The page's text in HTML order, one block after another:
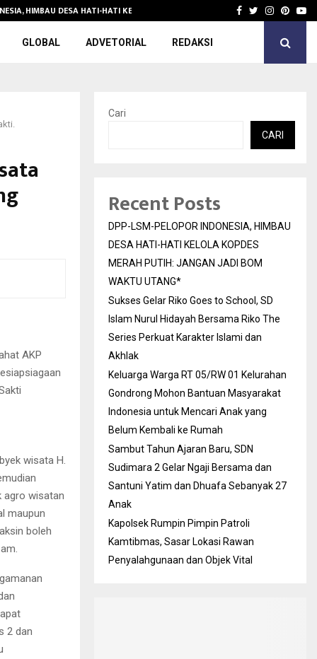
HIMBAU DESA HATI-HATI KELOLA KOPDES… Sukses
Facebook
Twitter
GLOBAL ADVETORIAL REDAKSI
AKP
wisata H.
agro wisatan
maupun
boleh
2 dan
Cari
CARI
Recent Posts
DPP-LSM-PELOPOR INDONESIA, HIMBAU
DESA HATI-HATI KELOLA KOPDES
MERAH PUTIH: JANGAN JADI BOM
WAKTU UTANG*
Sukses Gelar Riko Goes to School, SD
Islam Nurul Hidayah Bersama Riko The
Series Perkuat Karakter Islami dan
Akhlak
Keluarga Warga RT 05/RW 01 Kelurahan
Gondrong Mohon Bantuan Masyarakat
Indonesia untuk Mencari Anak yang
Belum Kembali ke Rumah
Sambut Tahun Ajaran Baru, SDN
Sudimara 2 Gelar Ngaji Bersama dan
Santuni Yatim dan Dhuafa Sebanyak 27
Anak
Kapolsek Rumpin Pimpin Patroli
Kamtibmas, Sasar Lokasi Rawan
Penyalahgunaan dan Objek Vital